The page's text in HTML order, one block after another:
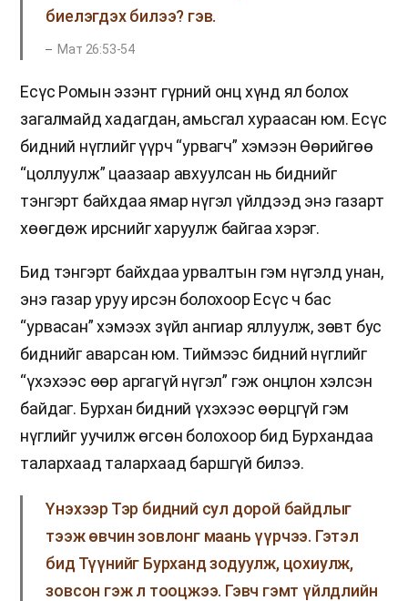
биелэгдэх билээ? гэв.
Мат 26:53-54
Есүс Ромын эзэнт гүрний онц хүнд ял болох
загалмайд хадагдан, амьсгал хураасан юм. Есүс
бидний нүглийг үүрч “урвагч” хэмээн Өөрийгөө
“цоллуулж” цаазаар авхуулсан нь биднийг
тэнгэрт байхдаа ямар нүгэл үйлдээд энэ газарт
хөөгдөж ирснийг харуулж байгаа хэрэг.
Бид тэнгэрт байхдаа урвалтын гэм нүгэлд унан,
энэ газар уруу ирсэн болохоор Есүс ч бас
“урвасан” хэмээх зүйл ангиар яллуулж, зөвт бус
биднийг аварсан юм. Тиймээс бидний нүглийг
“үхэхээс өөр аргагүй нүгэл” гэж онцлон хэлсэн
байдаг. Бурхан бидний үхэхээс өөрцгүй гэм
нүглийг уучилж өгсөн болохоор бид Бурхандаа
талархаад талархаад баршгүй билээ.
Үнэхээр Тэр бидний сул дорой байдлыг
тээж өвчин зовлонг маань үүрчээ. Гэтэл
бид Түүнийг Бурханд зодуулж, цохиулж,
зовсон гэж л тооцжээ. Гэвч гэмт үйлдлийн